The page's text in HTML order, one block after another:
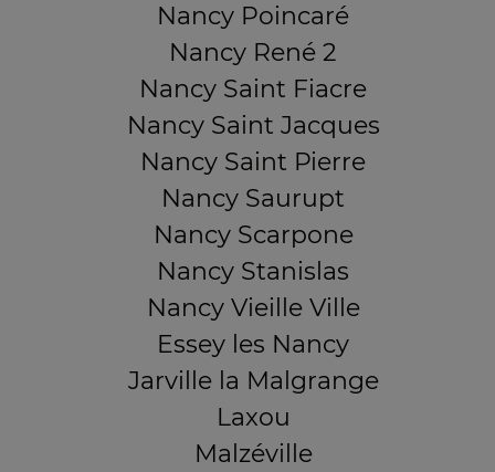
Nancy Poincaré
Nancy René 2
Nancy Saint Fiacre
Nancy Saint Jacques
Nancy Saint Pierre
Nancy Saurupt
Nancy Scarpone
Nancy Stanislas
Nancy Vieille Ville
Essey les Nancy
Jarville la Malgrange
Laxou
Malzéville